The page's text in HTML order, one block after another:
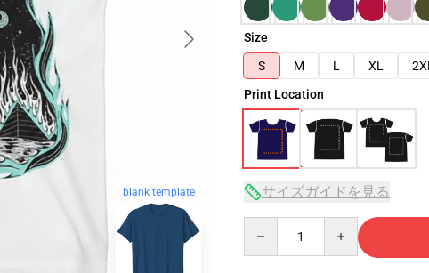
blank template
Size
S
M L XL
Print Location
サイズガイドを見る